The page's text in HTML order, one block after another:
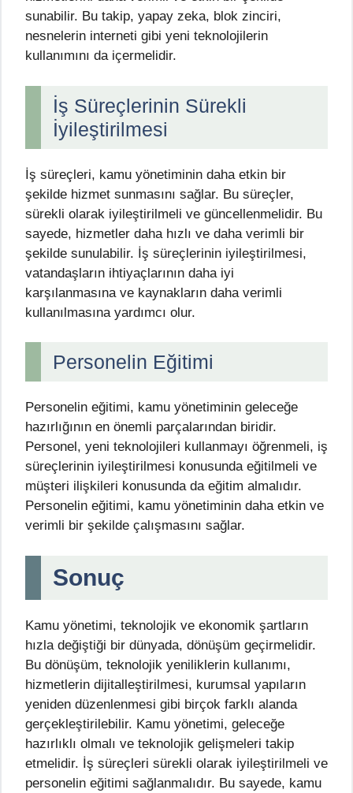
sunabilir. Bu takip, yapay zeka, blok zinciri,
nesnelerin interneti gibi yeni teknolojilerin
kullanımını da içermelidir.
İş Süreçlerinin Sürekli
İyileştirilmesi
İş süreçleri, kamu yönetiminin daha etkin bir
şekilde hizmet sunmasını sağlar. Bu süreçler,
sürekli olarak iyileştirilmeli ve güncellenmelidir. Bu
sayede, hizmetler daha hızlı ve daha verimli bir
şekilde sunulabilir. İş süreçlerinin iyileştirilmesi,
vatandaşların ihtiyaçlarının daha iyi
karşılanmasına ve kaynakların daha verimli
kullanılmasına yardımcı olur.
Personelin Eğitimi
Personelin eğitimi, kamu yönetiminin geleceğe
hazırlığının en önemli parçalarından biridir.
Personel, yeni teknolojileri kullanmayı öğrenmeli, iş
süreçlerinin iyileştirilmesi konusunda eğitilmeli ve
müşteri ilişkileri konusunda da eğitim almalıdır.
Personelin eğitimi, kamu yönetiminin daha etkin ve
verimli bir şekilde çalışmasını sağlar.
Sonuç
Kamu yönetimi, teknolojik ve ekonomik şartların
hızla değiştiği bir dünyada, dönüşüm geçirmelidir.
Bu dönüşüm, teknolojik yeniliklerin kullanımı,
hizmetlerin dijitalleştirilmesi, kurumsal yapıların
yeniden düzenlenmesi gibi birçok farklı alanda
gerçekleştirilebilir. Kamu yönetimi, geleceğe
hazırlıklı olmalı ve teknolojik gelişmeleri takip
etmelidir. İş süreçleri sürekli olarak iyileştirilmeli ve
personelin eğitimi sağlanmalıdır. Bu sayede, kamu